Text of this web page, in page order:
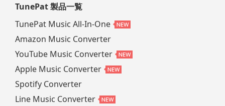
TunePat 製品一覧
TunePat Music All-In-One
Amazon Music Converter
YouTube Music Converter
Apple Music Converter
Spotify Converter
Line Music Converter